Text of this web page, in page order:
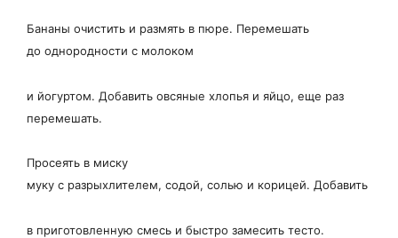
Бананы очистить и размять в пюре. Перемешать
до однородности с молоком
и йогуртом. Добавить овсяные хлопья и яйцо, еще раз
перемешать.
Просеять в миску
муку с разрыхлителем, содой, солью и корицей. Добавить
в приготовленную смесь и быстро замесить тесто.